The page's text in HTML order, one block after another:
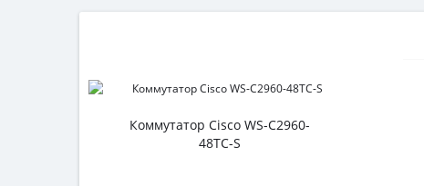
Коммутатор Cisco WS-C2960-
48TC-S